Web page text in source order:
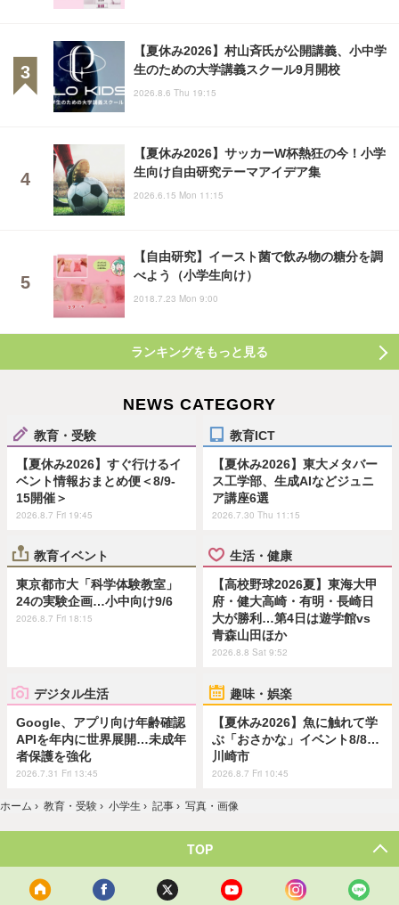
【夏休み2026】村山斉氏が公開講義、小中学
生のための大学講義スクール9月開校
2026.8.6 Thu 19:15
【夏休み2026】サッカーW杯熱狂の今！小学
生向け自由研究テーマアイデア集
2026.6.15 Mon 11:15
【自由研究】イースト菌で飲み物の糖分を調
べよう（小学生向け）
2018.7.23 Mon 9:00
ランキングをもっと見る
NEWS CATEGORY
教育・受験
【夏休み2026】すぐ行けるイ
ベント情報おまとめ便＜8/9-
15開催＞
2026.8.7 Fri 19:45
教育ICT
【夏休み2026】東大メタバー
ス工学部、生成AIなどジュニ
ア講座6選
2026.7.30 Thu 11:15
教育イベント
東京都市大「科学体験教室」
24の実験企画…小中向け9/6
2026.8.7 Fri 18:15
生活・健康
【高校野球2026夏】東海大甲
府・健大高崎・有明・長崎日
大が勝利…第4日は遊学館vs
青森山田ほか
2026.8.8 Sat 9:52
デジタル生活
Google、アプリ向け年齢確認
APIを年内に世界展開…未成年
者保護を強化
2026.7.31 Fri 13:45
趣味・娯楽
【夏休み2026】魚に触れて学
ぶ「おさかな」イベント8/8…
川崎市
2026.8.7 Fri 10:45
ホーム › 教育・受験 › 小学生 › 記事 › 写真・画像
TOP